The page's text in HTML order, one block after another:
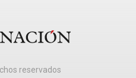
reservados